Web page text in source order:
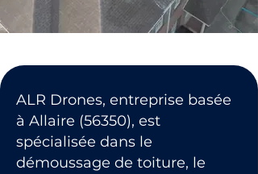
ALR Drones, entreprise basée
à Allaire (56350), est
spécialisée dans le
démoussage de toiture, le